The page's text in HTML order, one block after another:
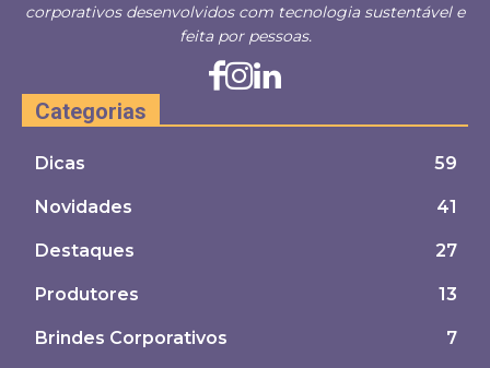
corporativos desenvolvidos com tecnologia sustentável e
feita por pessoas.
Categorias
Dicas 59
Novidades 41
Destaques 27
Produtores 13
Brindes Corporativos 7